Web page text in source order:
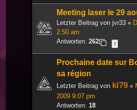
Meeting laser le 29
Letzter Beitrag von jvr33 «
2:50 am
Antworten: 262 1 …
Prochaine date sur
sa région
Letzter Beitrag von kl79 «
2009 9:07 pm
Antworten: 18